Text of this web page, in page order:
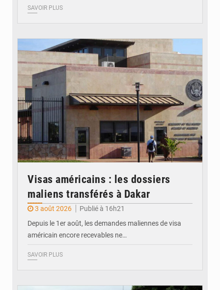
SAVOIR PLUS
Visas américains : les dossiers
maliens transférés à Dakar
3 août 2026
Publié à 16h21
Depuis le 1er août, les demandes maliennes de visa
américain encore recevables ne…
SAVOIR PLUS